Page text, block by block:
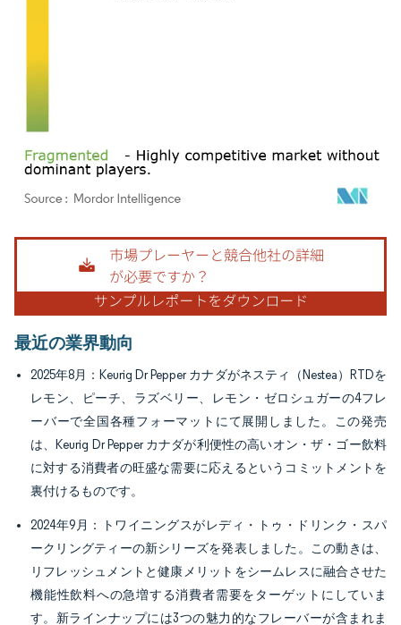
画像 © Mordor Intelligence。再利用にはCC BY 4.0の表示が必要です。
最近の業界動向
2025年8月：Keurig Dr Pepper カナダがネスティ（Nestea）RTDを
レモン、ピーチ、ラズベリー、レモン・ゼロシュガーの4フレ
ーバーで全国各種フォーマットにて展開しました。この発売
は、Keurig Dr Pepper カナダが利便性の高いオン・ザ・ゴー飲料
に対する消費者の旺盛な需要に応えるというコミットメントを
裏付けるものです。
2024年9月：トワイニングスがレディ・トゥ・ドリンク・スパ
ークリングティーの新シリーズを発表しました。この動きは、
リフレッシュメントと健康メリットをシームレスに融合させた
機能性飲料への急増する消費者需要をターゲットにしていま
す。新ラインナップには3つの魅力的なフレーバーが含まれま